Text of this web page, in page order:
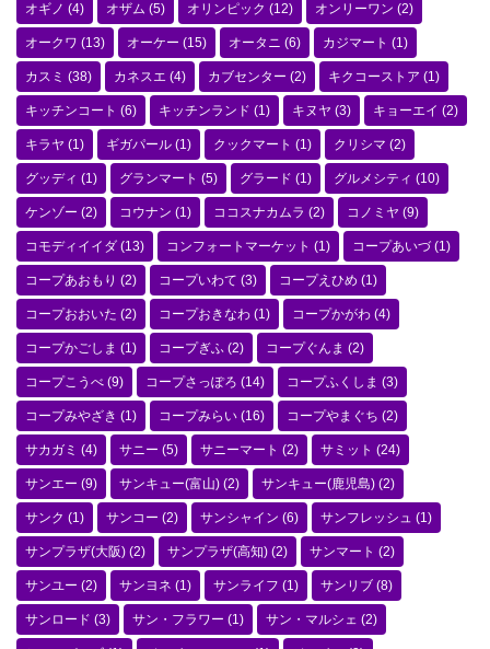
オギノ (4) オザム (5) オリンピック (12) オンリーワン (2)
オークワ (13) オーケー (15) オータニ (6) カジマート (1)
カスミ (38) カネスエ (4) カブセンター (2) キクコーストア (1)
キッチンコート (6) キッチンランド (1) キヌヤ (3) キョーエイ (2)
キラヤ (1) ギガパール (1) クックマート (1) クリシマ (2)
グッディ (1) グランマート (5) グラード (1) グルメシティ (10)
ケンゾー (2) コウナン (1) ココスナカムラ (2) コノミヤ (9)
コモディイイダ (13) コンフォートマーケット (1) コープあいづ(1)
コープあおもり (2) コープいわて (3) コープえひめ (1)
コープおおいた (2) コープおきなわ (1) コープかがわ (4)
コープかごしま (1) コープぎふ (2) コープぐんま (2)
コープこうべ (9) コープさっぽろ (14) コープふくしま (3)
コープみやざき (1) コープみらい (16) コープやまぐち (2)
サカガミ (4) サニー (5) サニーマート (2) サミット (24)
サンエー (9) サンキュー(富山) (2) サンキュー(鹿児島) (2)
サンク (1) サンコー (2) サンシャイン (6) サンフレッシュ (1)
サンプラザ(大阪) (2) サンプラザ(高知) (2) サンマート (2)
サンユー (2) サンヨネ (1) サンライフ (1) サンリブ (8)
サンロード (3) サン・フラワー (1) サン・マルシェ (2)